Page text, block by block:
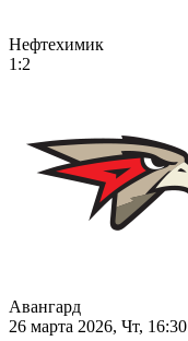
Нефтехимик
1:2
Авангард
26 марта 2026, Чт, 16:30